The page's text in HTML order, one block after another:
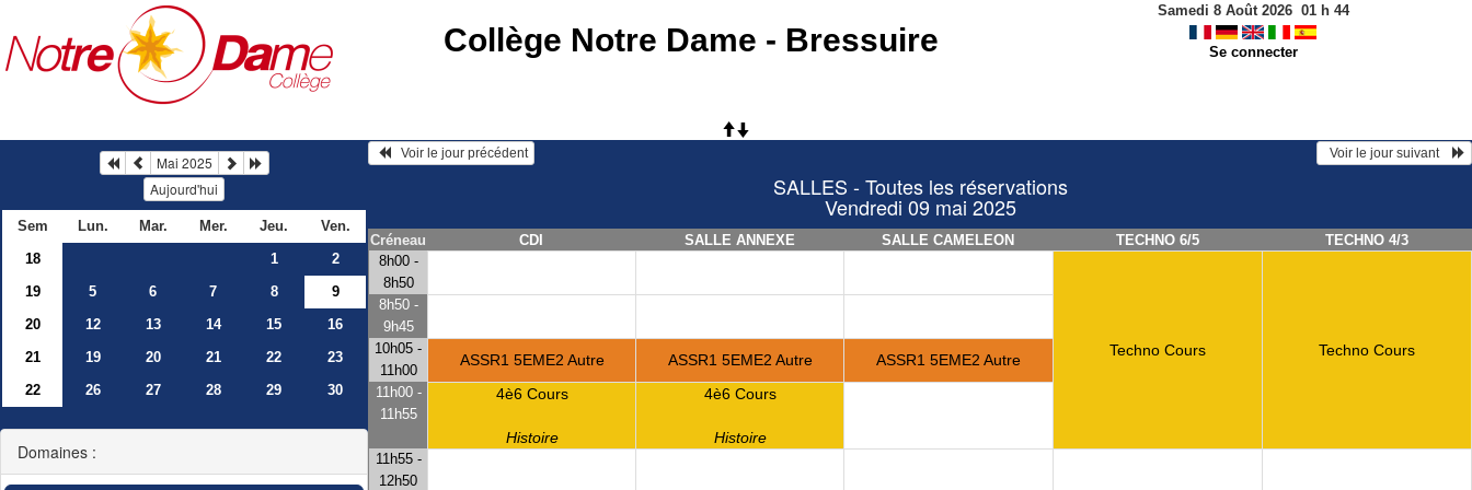
Collège Notre Dame - Bressuire
Samedi 8 Août 2026 01h 44
Se connecter
Mai 2025
Aujourd'hui
Sem Lun. Mar. Mer. Jeu.
Ven.
18
1
2
19
5 6 7 8
9
20
12 13 14 15
16
21
19 20 21 22
23
22
26 27 28 29 30
Domaines :
   Voir le jour précédent
  Voir le jour suivant
SALLES - Toutes les réservations
Vendredi 09 mai 2025
Créneau CDI SALLE ANNEXE SALLE CAMELEON TECHNO 6/5
TECHNO 4/3
8h00 -
8h50
Techno Cours Techno Cours
8h50 -
9h45
10h05 -
11h00
ASSR1 5EME2 Autre ASSR1 5EME2 Autre ASSR1 5EME2 Autre
11h00 -
11h55
4è6 Cours
Histoire
4è6 Cours
Histoire
11h55 -
12h50